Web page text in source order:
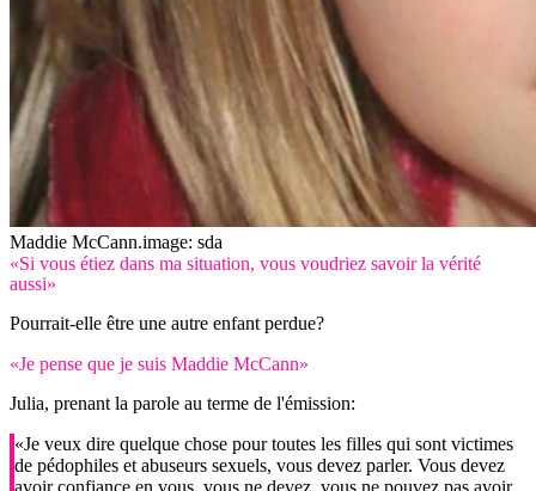
Maddie McCann.image: sda
«Si vous étiez dans ma situation, vous voudriez savoir la vérité
aussi»
Pourrait-elle être une autre enfant perdue?
«Je pense que je suis Maddie McCann»
Julia, prenant la parole au terme de l'émission:
«Je veux dire quelque chose pour toutes les filles qui sont victimes
de pédophiles et abuseurs sexuels, vous devez parler. Vous devez
avoir confiance en vous, vous ne devez, vous ne pouvez pas avoir